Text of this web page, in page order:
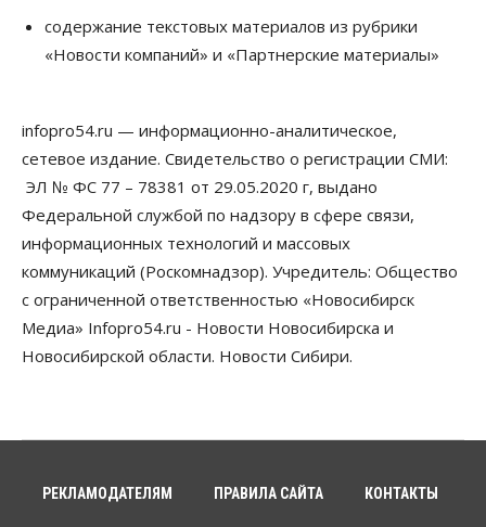
Расходы новосибирцев на спорт выросли на 40%
за полгода
07 Августа 2026, 14:35
07 Августа 2026, 14:00
Власть
В Новосибирске многодетным семьям вручили
сертификаты на покупку автомобилей
07 Августа 2026, 13:55
Авто Общество
Треть автовладельцев в Новосибирской области
«поставили машины на прикол»
07 Августа 2026, 13:00
депутаты Госдумы контролируют работы на
содержание текстовых материалов из рубрики
«Новости компаний» и «Партнерские материалы»
infopro54.ru — информационно-аналитическое,
сетевое издание. Свидетельство о регистрации СМИ:
ЭЛ № ФС 77 – 78381 от 29.05.2020 г, выдано
Федеральной службой по надзору в сфере связи,
информационных технологий и массовых
коммуникаций (Роскомнадзор). Учредитель: Общество
с ограниченной ответственностью «Новосибирск
Медиа» Infopro54.ru - Новости Новосибирска и
Новосибирской области. Новости Сибири.
РЕКЛАМОДАТЕЛЯМ ПРАВИЛА САЙТА КОНТАКТЫ